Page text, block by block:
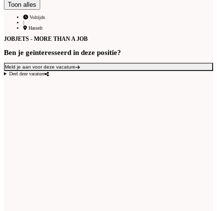
Toon alles
Voltijds
|
Hasselt
JOBJETS - MORE THAN A JOB
Ben je geïnteresseerd in deze positie?
Meld je aan voor deze vacature
Deel deze vacature